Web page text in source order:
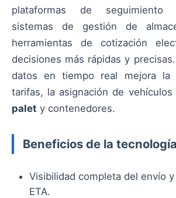
plataformas de
sistemas de gestión de
herramientas de cotización
decisiones más rápidas y
datos en tiempo real mejora la
tarifas, la asignación de
palet y contenedores.
Beneficios de la tecnología
Visibilidad completa del envío
ETA.